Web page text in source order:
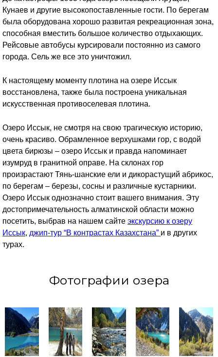
Кунаев и другие высокопоставленные гости. По берегам
была оборудована хорошо развитая рекреационная зона,
способная вместить большое количество отдыхающих.
Рейсовые автобусы курсировали постоянно из самого
города. Сель же все это уничтожил.
К настоящему моменту плотина на озере Иссык
восстановлена, также была построена уникальная
искусственная противоселевая плотина.
Озеро Иссык, не смотря на свою трагическую историю,
очень красиво. Обрамленное верхушками гор, с водой
цвета бирюзы – озеро Иссык и правда напоминает
изумруд в гранитной оправе. На склонах гор
произрастают Тянь-шанские ели и дикорастущий абрикос,
по берегам – березы, сосны и различные кустарники.
Озеро Иссык однозначно стоит вашего внимания. Эту
достопримечательность алматинской области можно
посетить, выбрав на нашем сайте экскурсию к озеру
Иссык, джип-тур “В контрастах Казахстана” и в других
турах.
Фотографии озера